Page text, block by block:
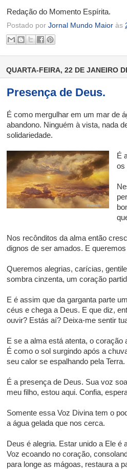
Redação do Momento Espírita.
Postado por Jornal Mundo Maior às
QUARTA-FEIRA, 22 DE JANEIRO
Presença de Deus.
É como mergulhar em um mar de
abandono. Ninguém à vista, nada
solidariedade.
É
os
Nos recônditos da alma então
dignos de ser amados. E
Queremos alegrias, carícias,
sombra cinzenta, um coração
E é assim que da garganta parte
céus e chega a Deus. E que diz,
ouvir? Estás aí? Deixa-me sentir
E se a alma está atenta, o
É como o sol surgindo após a
seu calor se espalhando pela Terra.
É a presença de Deus. Sua voz
meu filho, estou aqui. Confia,
Somente essa Voz Divina tem o
a água gelada que nos cerca.
Deus é alegria. Estar unido a Ele é
Voz ecoando no coração,
para longe as mágoas, restaura a